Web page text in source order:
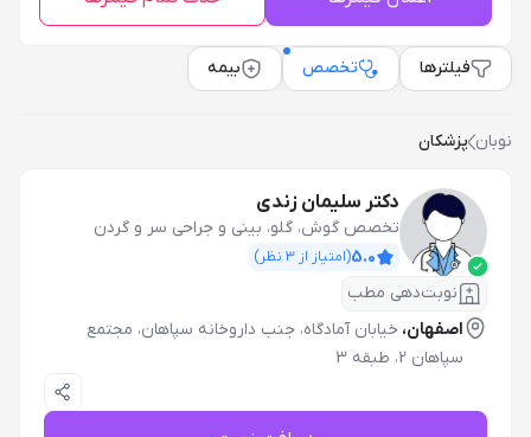
فیلترها تخصص بیمه
نوبان پزشکان
دکتر سلیمان زندی
تخصص گوش، گلو، بینی و جراحی سر و گردن
5.0(امتیاز از 3 نظر)
نوبت‌دهی مطب
اصفهان، خیابان آمادگاه، جنب داروخانه سپاهان، مجتمع
سپاهان 2، طبقه 3